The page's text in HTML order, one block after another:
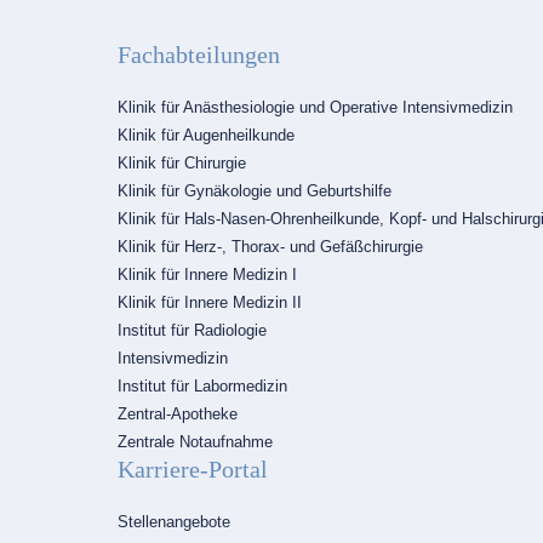
Fachabteilungen
Navigation
überspringen
Klinik für Anästhesiologie und Operative Intensivmedizin
Klinik für Augenheilkunde
Klinik für Chirurgie
Klinik für Gynäkologie und Geburtshilfe
Klinik für Hals-Nasen-Ohrenheilkunde, Kopf- und
Klinik für Herz-, Thorax- und Gefäßchirurgie
Klinik für Innere Medizin I
Klinik für Innere Medizin II
Institut für Radiologie
Intensivmedizin
Institut für Labormedizin
Zentral-Apotheke
Zentrale Notaufnahme
Karriere-Portal
Navigation
überspringen
Stellenangebote